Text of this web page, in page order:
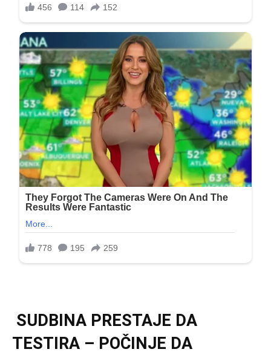
SUDBINA PRESTAJE DA
TESTIRA – POČINJE DA